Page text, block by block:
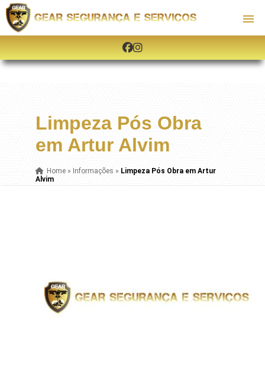
Limpeza Pós Obra
em Artur Alvim
Home» Informações » Limpeza Pós Obra em Artur
Alvim